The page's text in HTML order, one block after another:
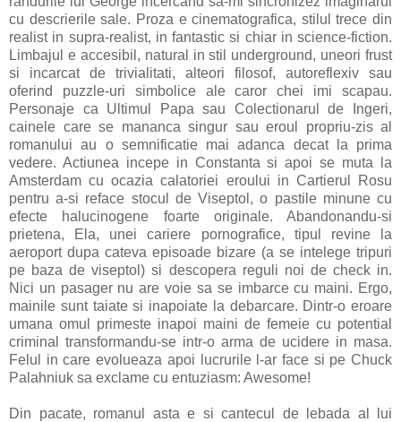
cu descrierile sale. Proza e cinematografica, stilul trece din
realist in supra-realist, in fantastic si chiar in science-fiction.
Limbajul e accesibil, natural in stil underground, uneori frust
si incarcat de trivialitati, alteori filosof, autoreflexiv sau
oferind puzzle-uri simbolice ale caror chei imi scapau.
Personaje ca Ultimul Papa sau Colectionarul de Ingeri,
cainele care se mananca singur sau eroul propriu-zis al
romanului au o semnificatie mai adanca decat la prima
vedere. Actiunea incepe in Constanta si apoi se muta la
Amsterdam cu ocazia calatoriei eroului in Cartierul Rosu
pentru a-si reface stocul de Viseptol, o pastile minune cu
efecte halucinogene foarte originale. Abandonandu-si
prietena, Ela, unei cariere pornografice, tipul revine la
aeroport dupa cateva episoade bizare (a se intelege tripuri
pe baza de viseptol) si descopera reguli noi de check in.
Nici un pasager nu are voie sa se imbarce cu maini. Ergo,
mainile sunt taiate si inapoiate la debarcare. Dintr-o eroare
umana omul primeste inapoi maini de femeie cu potential
criminal transformandu-se intr-o arma de ucidere in masa.
Felul in care evolueaza apoi lucrurile l-ar face si pe Chuck
Palahniuk sa exclame cu entuziasm: Awesome!
Din pacate, romanul asta e si cantecul de lebada al lui